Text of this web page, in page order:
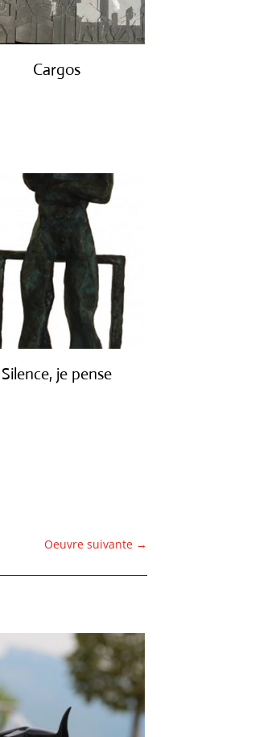
Cargos
Silence, je pense
Oeuvre suivante→